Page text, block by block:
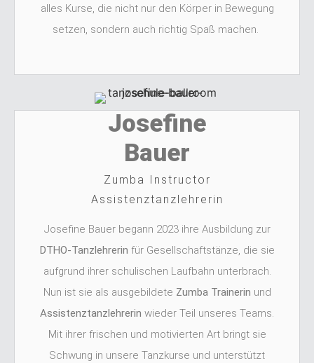
alles Kurse, die nicht nur den Körper in Bewegung
setzen, sondern auch richtig Spaß machen.
Josefine
Bauer
Zumba Instructor
Assistenztanzlehrerin
Josefine Bauer begann 2023 ihre Ausbildung zur
DTHO-Tanzlehrerin für Gesellschaftstänze, die sie
aufgrund ihrer schulischen Laufbahn unterbrach.
Nun ist sie als ausgebildete Zumba Trainerin und
Assistenztanzlehrerin wieder Teil unseres Teams.
Mit ihrer frischen und motivierten Art bringt sie
Schwung in unsere Tanzkurse und unterstützt